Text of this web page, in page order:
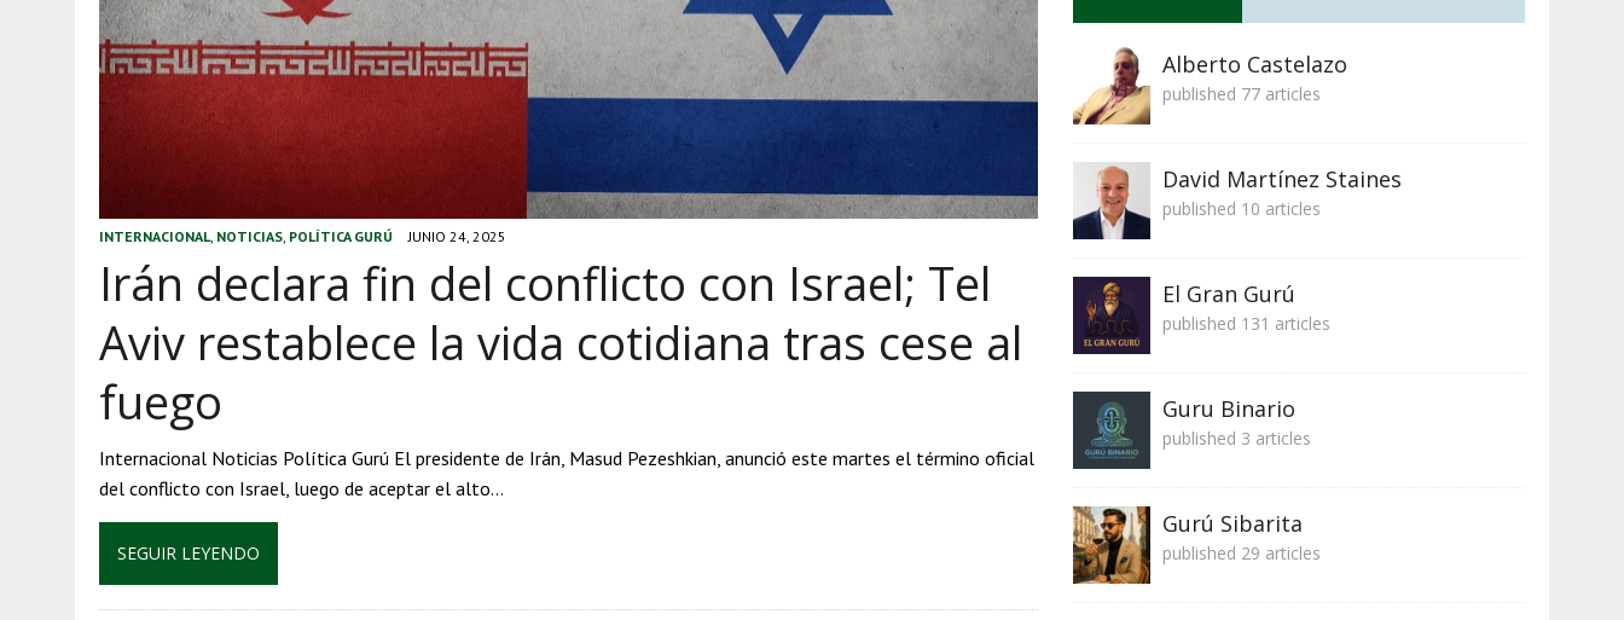
INTERNACIONAL, NOTICIAS, POLÍTICA GURÚ JUNIO 24, 2025
Irán declara fin del conflicto con Israel; Tel
Aviv restablece la vida cotidiana tras cese al
fuego
Internacional Noticias Política Gurú El presidente de Irán, Masud Pezeshkian, anunció este martes el término oficial
del conflicto con Israel, luego de aceptar el alto…
SEGUIR LEYENDO
Alberto Castelazo
published 77 articles
David Martínez Staines
published 10 articles
El Gran Gurú
published 131 articles
Guru Binario
published 3 articles
Gurú Sibarita
published 29 articles